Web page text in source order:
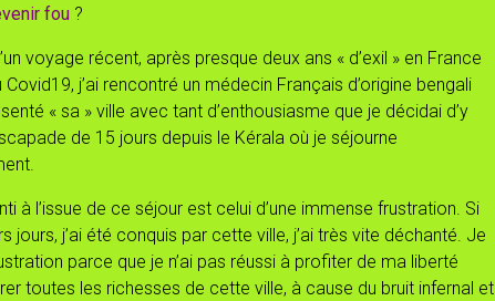
fou ?
voyage récent, après presque deux ans « d’exil » en France
j’ai rencontré un médecin Français d’origine bengali
« sa » ville avec tant d’enthousiasme que je décidai d’y
de 15 jours depuis le Kérala où je séjourne
à l’issue de ce séjour est celui d’une immense frustration. Si
jours, j’ai été conquis par cette ville, j’ai très vite déchanté. Je
parce que je n’ai pas réussi à profiter de ma liberté
toutes les richesses de cette ville, à cause du bruit infernal et